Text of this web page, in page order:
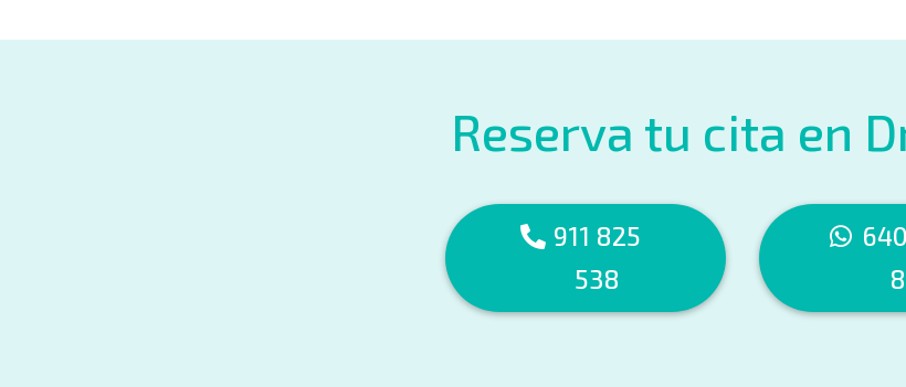
Reserva tu cita en
911 825
538